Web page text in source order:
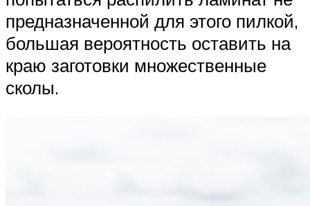
предназначенной для этого пилкой,
большая вероятность оставить на
краю заготовки множественные
сколы.